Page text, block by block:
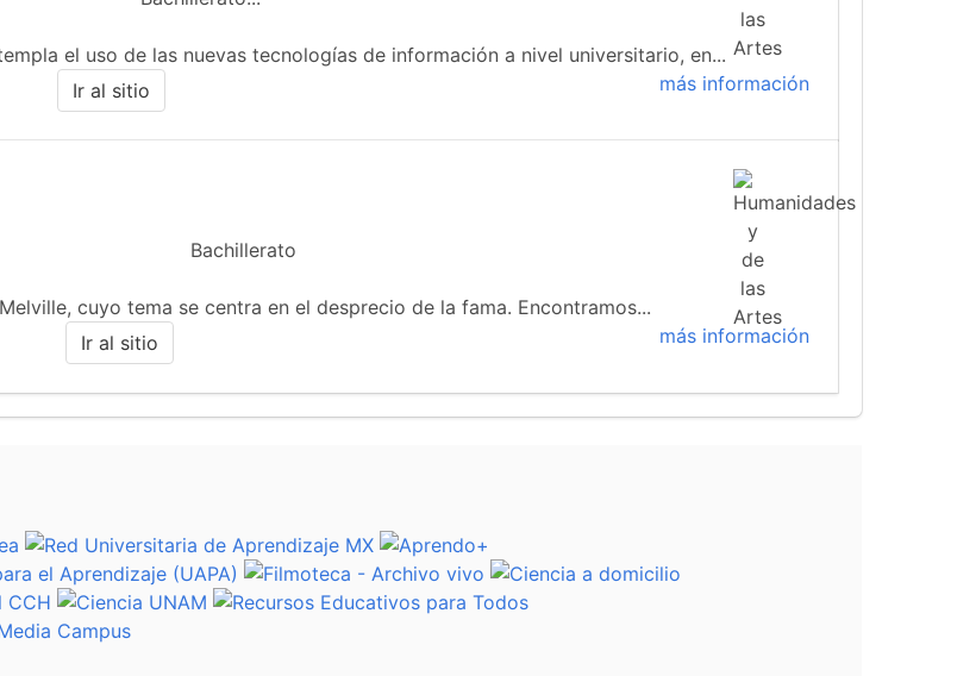
el uso de las nuevas tecnologías de información a nivel universitario, en...
más información
Ir al sitio
Bachillerato
cuyo tema se centra en el desprecio de la fama. Encontramos...
más información
Ir al sitio